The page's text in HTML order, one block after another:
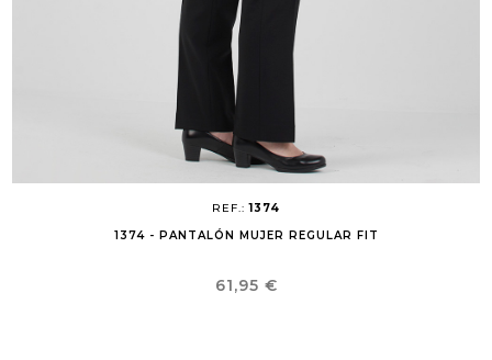
REF.:1374
1374 - PANTALÓN MUJER REGULAR FIT
Precio
61,95 €